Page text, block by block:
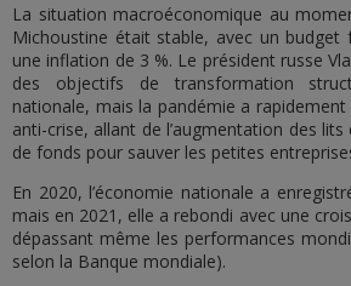
La situation macroéconomique au
Michoustine était stable, avec un budget
une inflation de 3 %. Le président russe
des objectifs de transformation
nationale, mais la pandémie a
anti-crise, allant de l’augmentation des lits
de fonds pour sauver les petites
En 2020, l’économie nationale a
mais en 2021, elle a rebondi avec une
dépassant même les performances
selon la Banque mondiale).